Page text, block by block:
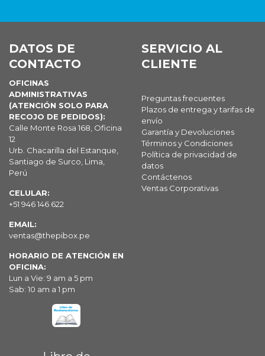
DATOS DE
CONTACTO
OFICINAS
ADMINISTRATIVAS
(ATENCIÓN SOLO PARA
RECOJO DE PEDIDOS):
Calle Monte Rosa 168, Oficina
12
Urb. Chacarilla del Estanque,
Santiago de Surco, Lima,
Perú
CELULAR:
+51 946 146 622
EMAIL:
ventas@thepibox.pe
HORARIO DE ATENCIÓN EN
OFICINA:
Lun a Vie: 9 am a 5 pm
Sab: 10 am a 1 pm
SERVICIO AL
CLIENTE
Preguntas frecuentes
Plazos de entrega y tarifas de
envío
Garantía y Devoluciones
Términos y Condiciones
Política de privacidad de
datos
Contáctenos
Ventas Corporativas